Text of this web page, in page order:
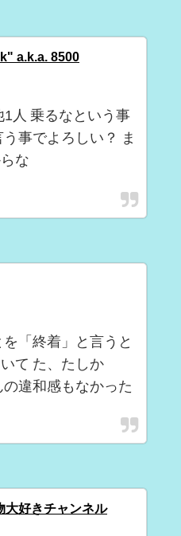
a.k.a. 8500
人 乗るなという事
事でよろしい？ ま
な
「終着」と言うと
て た、たしか
違和感もなかった
大好きチャンネル